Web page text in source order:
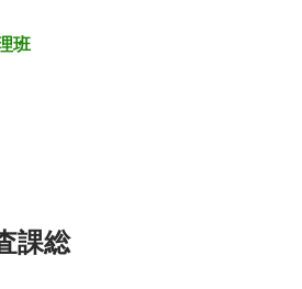
班
課総